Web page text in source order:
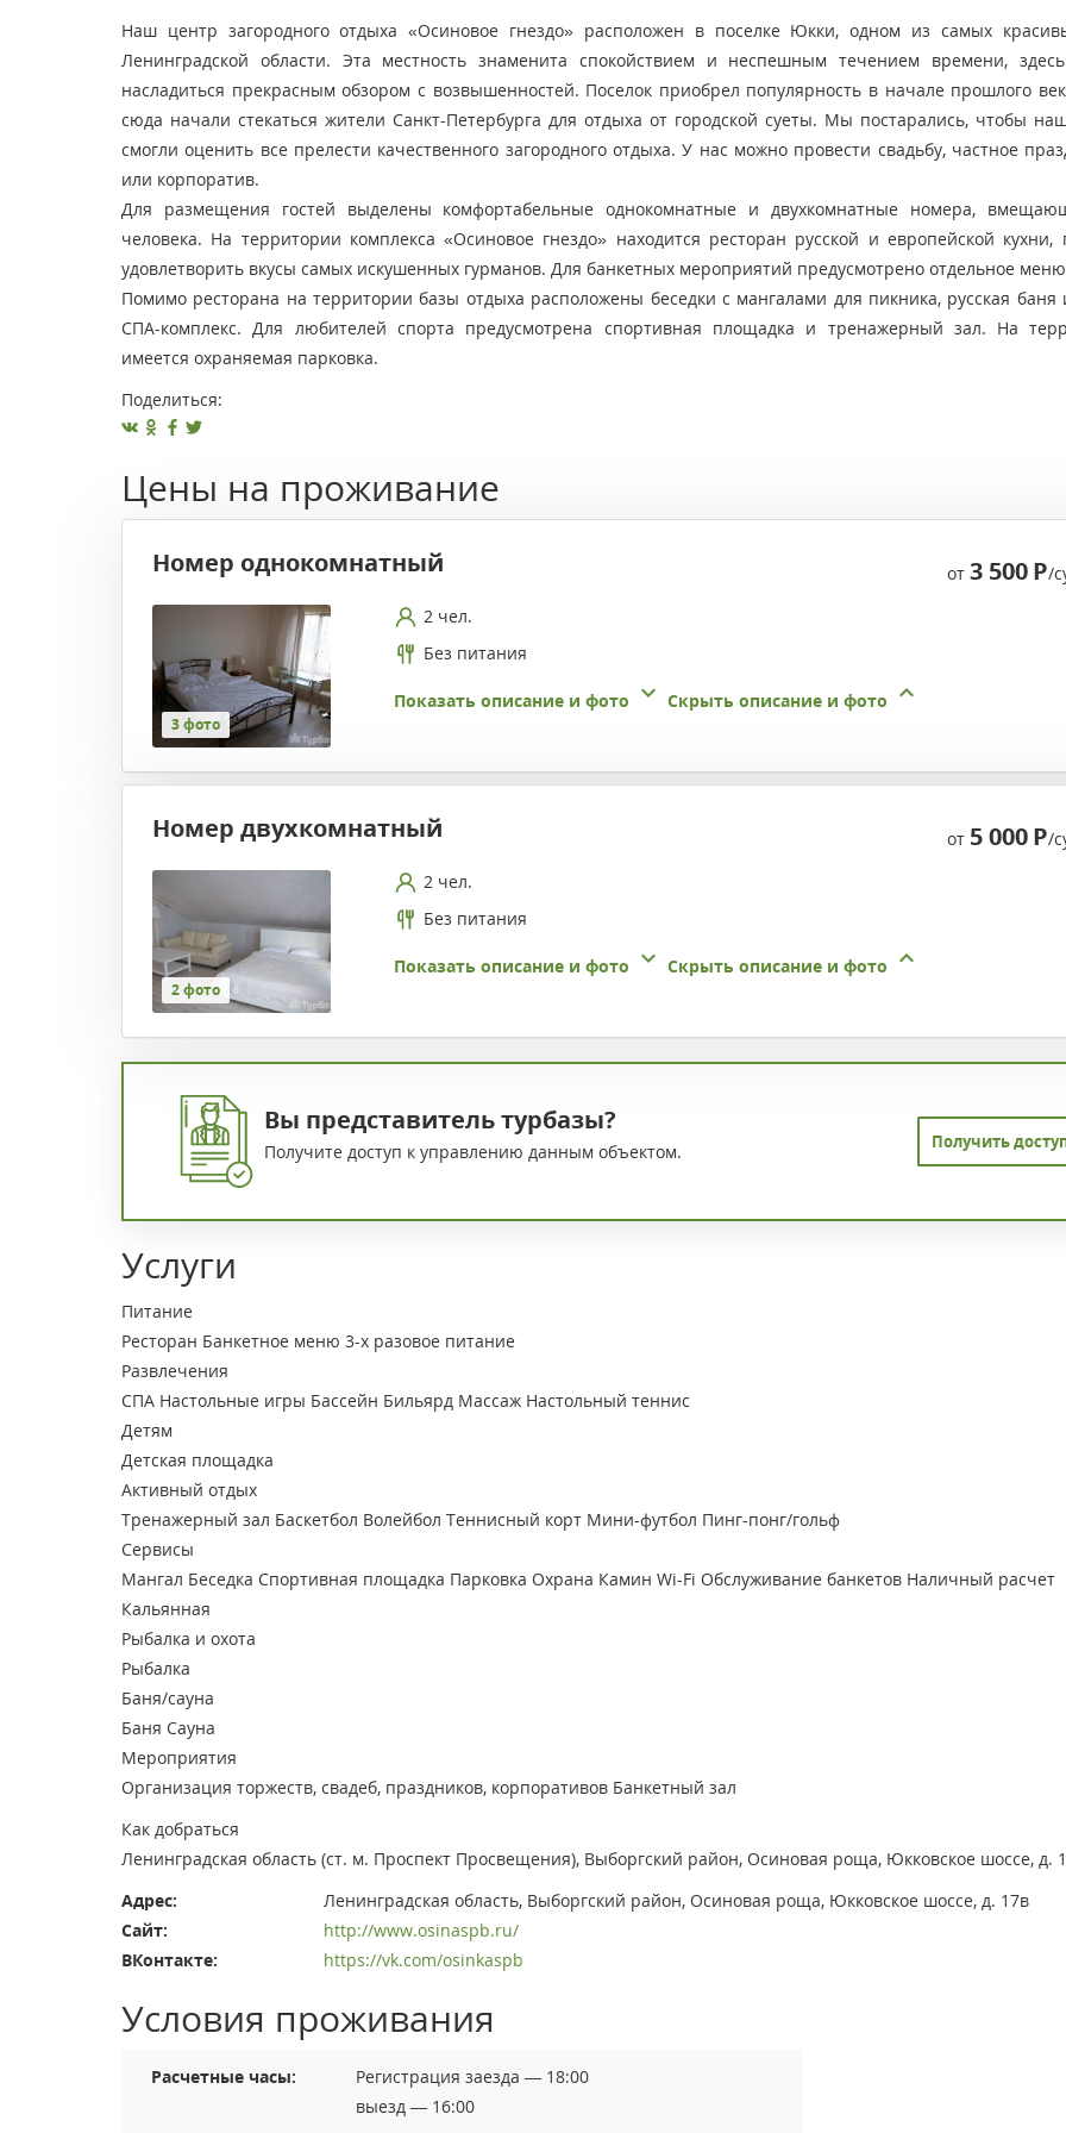
Наш центр загородного отдыха «Осиновое гнездо» расположен в поселке Юкки, одном из самых
Ленинградской области. Эта местность знаменита спокойствием и неспешным течением времени,
насладиться прекрасным обзором с возвышенностей. Поселок приобрел популярность в начале прошлого
сюда начали стекаться жители Санкт-Петербурга для отдыха от городской суеты. Мы постарались, чтобы
смогли оценить все прелести качественного загородного отдыха. У нас можно провести свадьбу, частное
или корпоратив.
Для размещения гостей выделены комфортабельные однокомнатные и двухкомнатные номера,
человека. На территории комплекса «Осиновое гнездо» находится ресторан русской и европейской кухни,
удовлетворить вкусы самых искушенных гурманов. Для банкетных мероприятий предусмотрено отдельное
Помимо ресторана на территории базы отдыха расположены беседки с мангалами для пикника, русская баня
СПА-комплекс. Для любителей спорта предусмотрена спортивная площадка и тренажерный зал. На
имеется охраняемая парковка.
Поделиться:
Цены на проживание
Номер однокомнатный от3 500Р/
3 фото
2 чел.
Без питания
Показать описание и фото Скрыть описание и фото
Номер двухкомнатный от 5 000Р/
2 фото
2 чел.
Без питания
Показать описание и фото Скрыть описание и фото
Вы представитель турбазы?
Получите доступ к управлению данным объектом. Получить
Услуги
Питание
Ресторан Банкетное меню 3-х разовое питание
Развлечения
СПА Настольные игры Бассейн Бильярд Массаж Настольный теннис
Детям
Детская площадка
Активный отдых
Тренажерный зал Баскетбол Волейбол Теннисный корт Мини-футбол Пинг-понг/гольф
Сервисы
Мангал Беседка Спортивная площадка Парковка Охрана Камин Wi-Fi Обслуживание банкетов Наличный расчет
Кальянная
Рыбалка и охота
Рыбалка
Баня/сауна
Баня Сауна
Мероприятия
Организация торжеств, свадеб, праздников, корпоративов Банкетный зал
Как добраться
Ленинградская область (ст. м. Проспект Просвещения), Выборгский район, Осиновая роща, Юкковское шоссе, д.
Адрес:
Ленинградская область, Выборгский район, Осиновая роща, Юкковское шоссе, д. 17в
Сайт:
http://www.osinaspb.ru/
ВКонтакте:
https://vk.com/osinkaspb
Условия проживания
Расчетные часы:
Регистрация заезда — 18:00
выезд — 16:00